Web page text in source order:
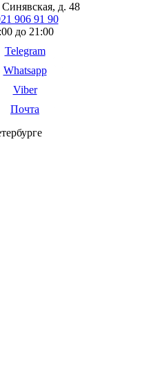
д. 48
906 91 90
до 21:00
Telegram
Whatsapp
Viber
Почта